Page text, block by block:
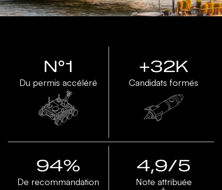
N°1
Du permis accéléré
+32K
Candidats formés
94%
De recommandation
4,9/5
Note attribuée